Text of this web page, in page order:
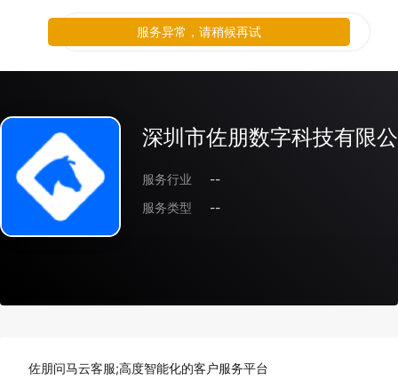
深圳市佐朋数字科技有限
服务行业
--
服务类型
--
佐朋问马云客服;高度智能化的客户服务平台
服务异常，请稍候再试